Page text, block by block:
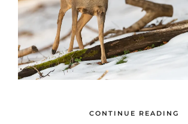
CONTINUE READING